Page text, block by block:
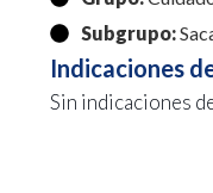
Subgrupo:
Indicaciones
Sin indicaciones